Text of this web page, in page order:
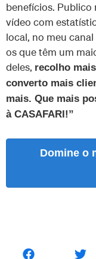
benefícios. Publico
vídeo com
local, no meu
os que têm um
deles, recolho
converto mais
mais. Que mais
à CASAFARI!”
Domine o